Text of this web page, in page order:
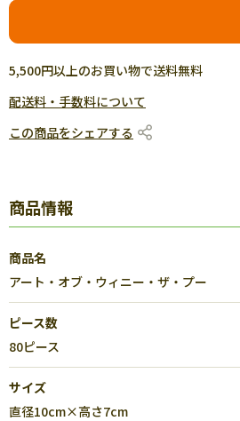
5,500円以上のお買い物で送料無料
配送料・手数料について
この商品をシェアする
商品情報
商品名
アート・オブ・ウィニー・ザ・プー
ピース数
80ピース
サイズ
直径10cm×高さ7cm